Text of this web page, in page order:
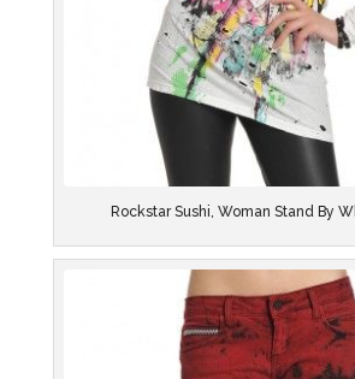
Rockstar Sushi, Woman Stand By